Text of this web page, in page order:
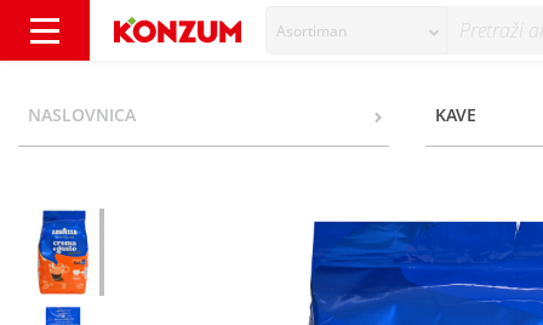
Asortiman
NASLOVNICA KAVE